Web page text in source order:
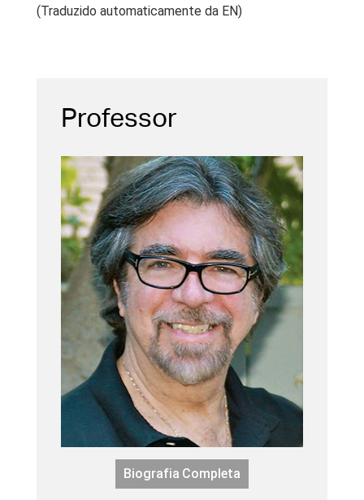
(Traduzido automaticamente da EN)
Professor
Biografia Completa